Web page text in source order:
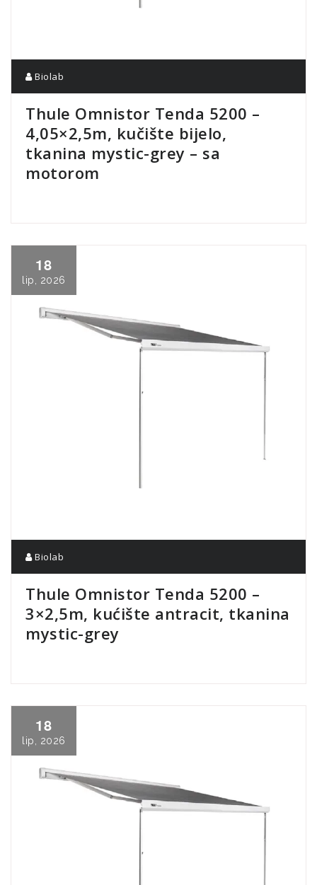
Biolab
Thule Omnistor Tenda 5200 –
4,05×2,5m, kučište bijelo,
tkanina mystic-grey – sa
motorom
18
lip, 2026
Biolab
Thule Omnistor Tenda 5200 –
3×2,5m, kućište antracit, tkanina
mystic-grey
18
lip, 2026